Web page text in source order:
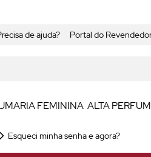
de ajuda? Portal do
FEMININA ALTA
Esqueci minha senha e agora?